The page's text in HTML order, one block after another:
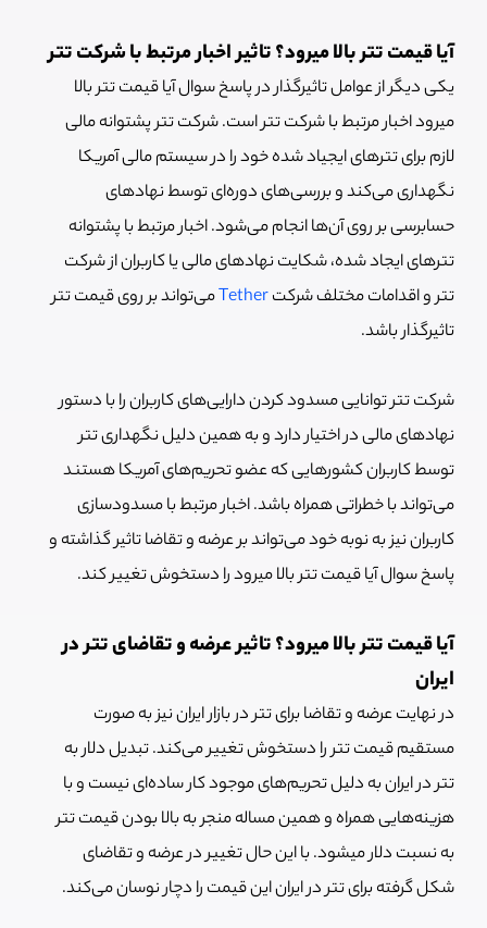
آیا قیمت تتر بالا میرود؟ تاثیر اخبار مرتبط با شرکت تتر
یکی دیگر از عوامل تاثیرگذار در پاسخ سوال آیا قیمت تتر بالا
میرود اخبار مرتبط با شرکت تتر است. شرکت تتر پشتوانه مالی
لازم برای تترهای ایجیاد شده خود را در سیستم مالی آمریکا
نگهداری می‌کند و بررسی‌های دوره‌ای توسط نهادهای
حسابرسی بر روی آن‌ها انجام می‌شود. اخبار مرتبط با پشتوانه
تترهای ایجاد شده، شکایت نهادهای مالی یا کاربران از شرکت
تتر و اقدامات مختلف شرکتTetherمی‌تواند بر روی قیمت تتر
تاثیرگذار باشد.
شرکت تتر توانایی مسدود کردن دارایی‌های کاربران را با دستور
نهادهای مالی در اختیار دارد و به همین دلیل نگهداری تتر
توسط کاربران کشورهایی که عضو تحریم‌های آمریکا هستند
می‌تواند با خطراتی همراه باشد. اخبار مرتبط با مسدودسازی
کاربران نیز به نوبه خود می‌تواند بر عرضه و تقاضا تاثیر گذاشته و
پاسخ سوال آیا قیمت تتر بالا میرود را دستخوش تغییر کند.
آیا قیمت تتر بالا میرود؟ تاثیر عرضه و تقاضای تتر در
ایران
در نهایت عرضه و تقاضا برای تتر در بازار ایران نیز به صورت
مستقیم قیمت تتر را دستخوش تغییر می‌کند. تبدیل دلار به
تتر در ایران به دلیل تحریم‌های موجود کار ساده‌ای نیست و با
هزینه‌هایی همراه و همین مساله منجر به بالا بودن قیمت تتر
به نسبت دلار میشود. با این حال تغییر در عرضه و تقاضای
شکل گرفته برای تتر در ایران این قیمت را دچار نوسان می‌کند.